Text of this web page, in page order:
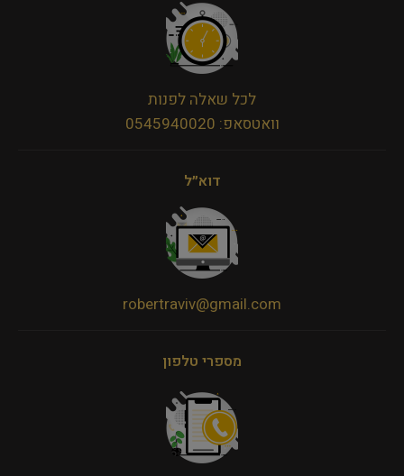
לכל שאלה לפנות
וואטסאפ: 0545940020
דוא״ל
robertraviv@gmail.com
מספרי טלפון